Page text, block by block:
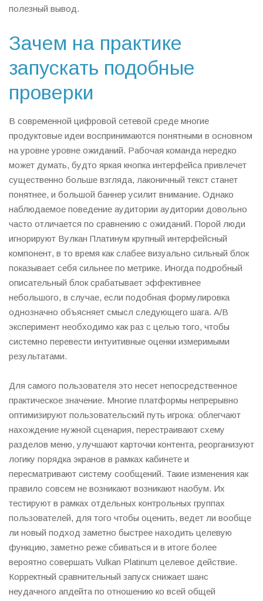
полезный вывод.
Зачем на практике
запускать подобные
проверки
В современной цифровой сетевой среде многие
продуктовые идеи воспринимаются понятными в основном
на уровне уровне ожиданий. Рабочая команда нередко
может думать, будто яркая кнопка интерфейса привлечет
существенно больше взгляда, лаконичный текст станет
понятнее, и большой баннер усилит внимание. Однако
наблюдаемое поведение аудитории аудитории довольно
часто отличается по сравнению с ожиданий. Порой люди
игнорируют Вулкан Платинум крупный интерфейсный
компонент, в то время как слабее визуально сильный блок
показывает себя сильнее по метрике. Иногда подробный
описательный блок срабатывает эффективнее
небольшого, в случае, если подобная формулировка
однозначно объясняет смысл следующего шага. A/B
эксперимент необходимо как раз с целью того, чтобы
системно перевести интуитивные оценки измеримыми
результатами.
Для самого пользователя это несет непосредственное
практическое значение. Многие платформы непрерывно
оптимизируют пользовательский путь игрока: облегчают
нахождение нужной сценария, перестраивают схему
разделов меню, улучшают карточки контента, реорганизуют
логику порядка экранов в рамках кабинете и
пересматривают систему сообщений. Такие изменения как
правило совсем не возникают возникают наобум. Их
тестируют в рамках отдельных контрольных группах
пользователей, для того чтобы оценить, ведет ли вообще
ли новый подход заметно быстрее находить целевую
функцию, заметно реже сбиваться и в итоге более
вероятно совершать Vulkan Platinum целевое действие.
Корректный сравнительный запуск снижает шанс
неудачного апдейта по отношению ко всей общей